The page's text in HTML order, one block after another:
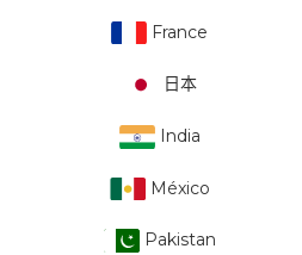
France
日本
India
México
Pakistan